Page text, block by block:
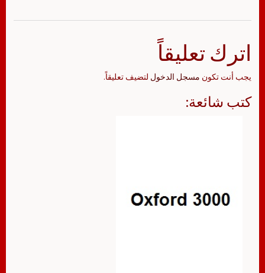
اترك تعليقاً
يجب أنت تكون مسجل الدخول لتضيف تعليقاً.
كتب شائعة: